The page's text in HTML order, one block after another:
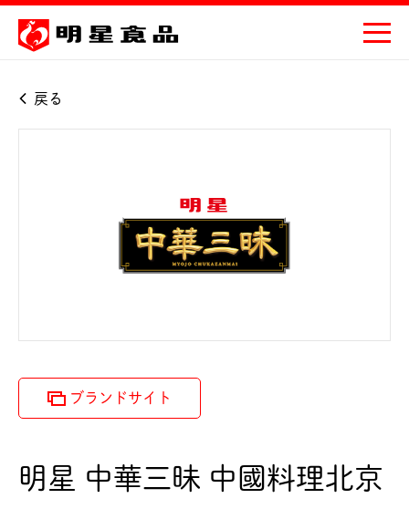
戻る
ブランドサイト
明星 中華三昧 中國料理北京